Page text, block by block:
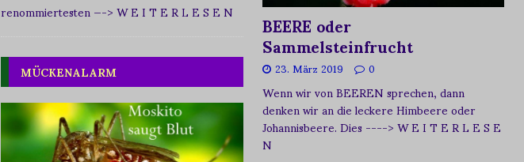
renommiertesten—-> W E I T E R L E S E N
MÜCKENALARM
BEERE oder
Sammelsteinfrucht
23. März 2019 0
Wenn wir von BEEREN sprechen, dann
denken wir an die leckere Himbeere oder
Johannisbeere. Dies----> W E I T E R L E S E
N